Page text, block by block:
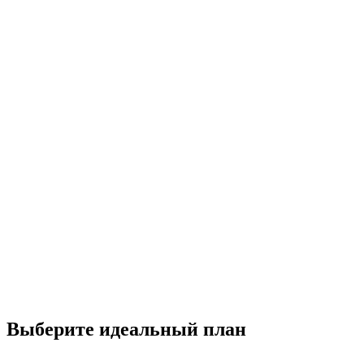
Выберите идеальный план